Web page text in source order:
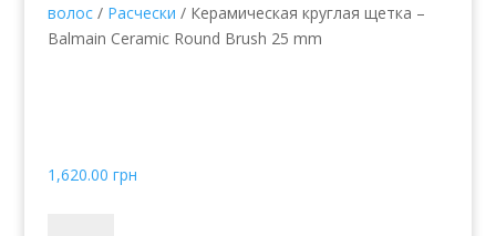
волос/ Расчески / Керамическая круглая щетка –
Balmain Ceramic Round Brush 25 mm
1,620.00 грн